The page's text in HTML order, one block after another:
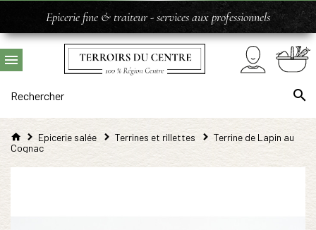
Epicerie fine & traiteur - services aux professionnels
Epicerie salée Terrines et rillettes
Terrine de Lapin au
Cognac